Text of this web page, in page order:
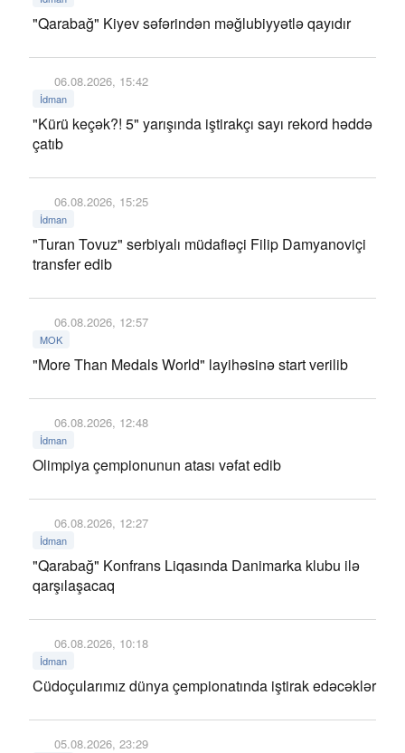
"Qarabağ" Kiyev səfərindən məğlubiyyətlə qayıdır
06.08.2026, 15:42
İdman
"Kürü keçək?! 5" yarışında iştirakçı sayı rekord həddə
çatıb
06.08.2026, 15:25
İdman
"Turan Tovuz" serbiyalı müdafiəçi Filip Damyanoviçi
transfer edib
06.08.2026, 12:57
MOK
"More Than Medals World" layihəsinə start verilib
06.08.2026, 12:48
İdman
Olimpiya çempionunun atası vəfat edib
06.08.2026, 12:27
İdman
"Qarabağ" Konfrans Liqasında Danimarka klubu ilə
qarşılaşacaq
06.08.2026, 10:18
İdman
Cüdoçularımız dünya çempionatında iştirak edəcəklər
05.08.2026, 23:29